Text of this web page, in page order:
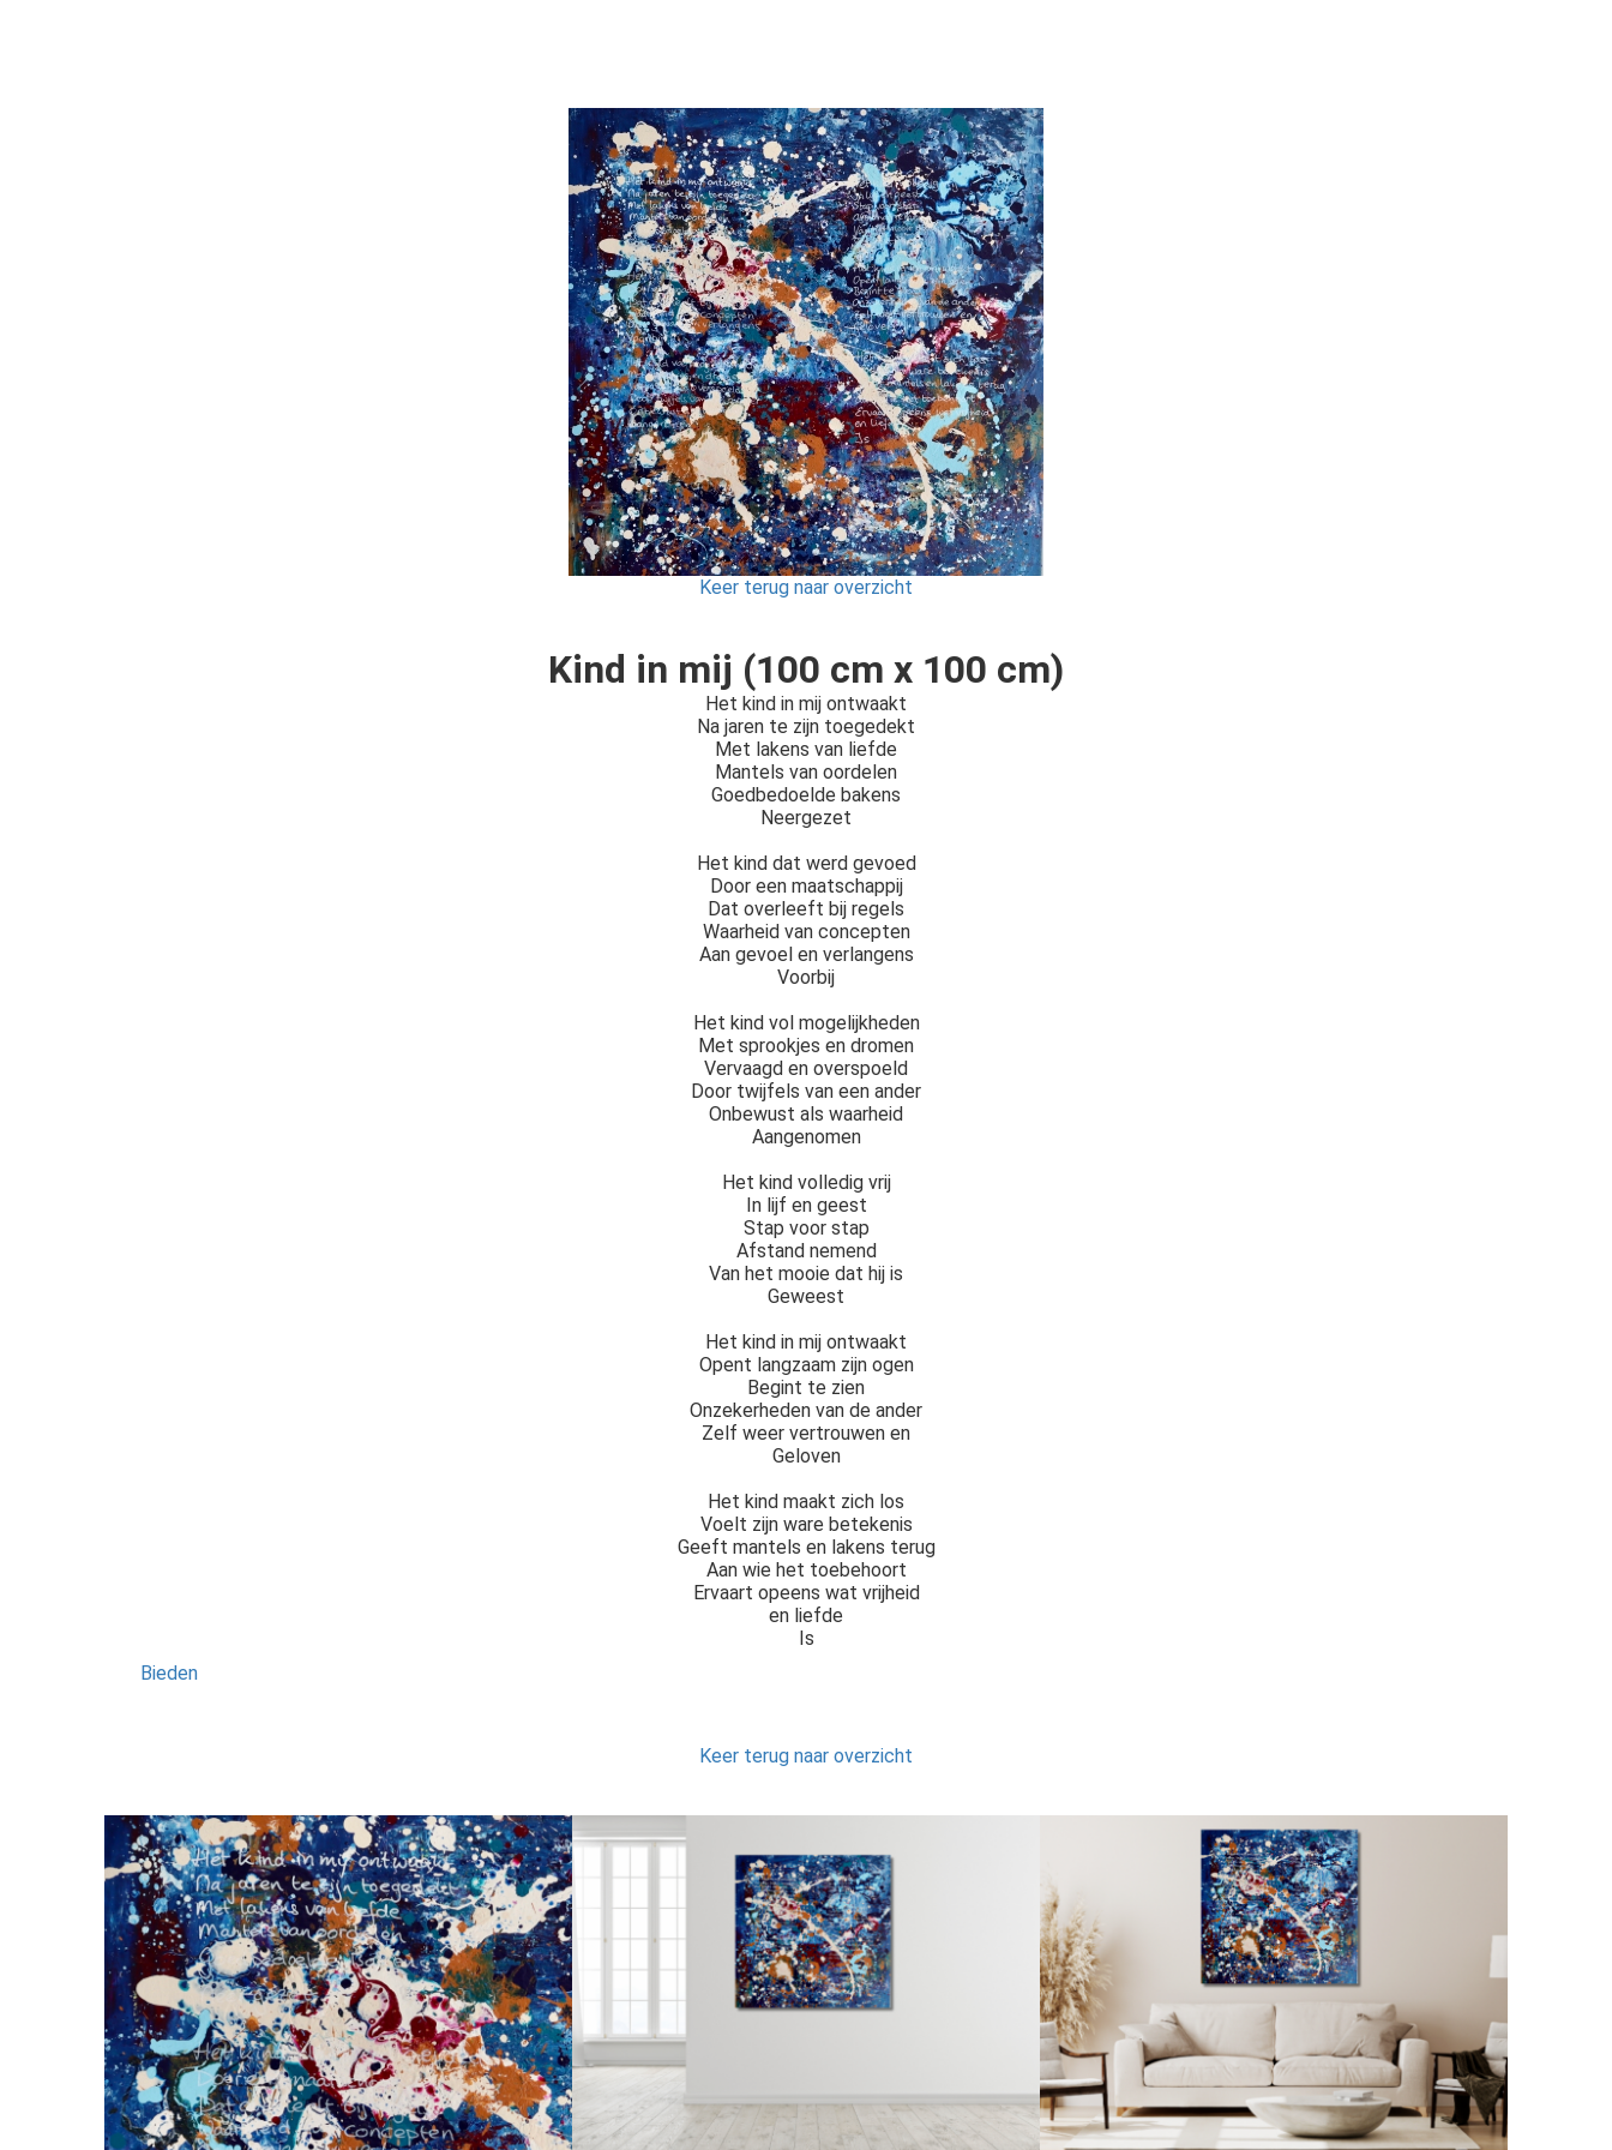
Keer terug naar overzicht
Kind in mij (100 cm x 100 cm)
Het kind in mij ontwaakt
Na jaren te zijn toegedekt
Met lakens van liefde
Mantels van oordelen
Goedbedoelde bakens
Neergezet
Het kind dat werd gevoed
Door een maatschappij
Dat overleeft bij regels
Waarheid van concepten
Aan gevoel en verlangens
Voorbij
Het kind vol mogelijkheden
Met sprookjes en dromen
Vervaagd en overspoeld
Door twijfels van een ander
Onbewust als waarheid
Aangenomen
Het kind volledig vrij
In lijf en geest
Stap voor stap
Afstand nemend
Van het mooie dat hij is
Geweest
Het kind in mij ontwaakt
Opent langzaam zijn ogen
Begint te zien
Onzekerheden van de ander
Zelf weer vertrouwen en
Geloven
Het kind maakt zich los
Voelt zijn ware betekenis
Geeft mantels en lakens terug
Aan wie het toebehoort
Ervaart opeens wat vrijheid
en liefde
Is
Bieden
Keer terug naar overzicht